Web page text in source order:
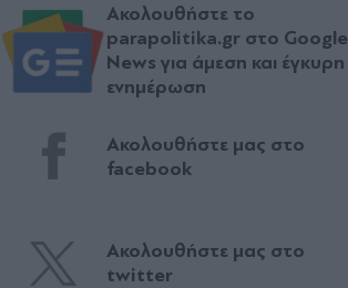
Ακολουθήστε το
parapolitika.gr στο Google
News για άμεση και έγκυρη
ενημέρωση
Ακολουθήστε μας στο
facebook
Ακολουθήστε μας στο
twitter